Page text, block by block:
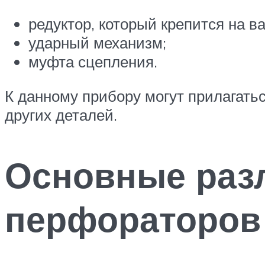
редуктор, который крепится на
ударный механизм;
муфта сцепления.
К данному прибору могут
других деталей.
Основные